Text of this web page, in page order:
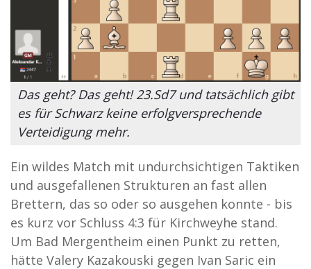
Das geht? Das geht! 23.Sd7 und tatsächlich gibt
es für Schwarz keine erfolgversprechende
Verteidigung mehr.
Ein wildes Match mit undurchsichtigen Taktiken
und ausgefallenen Strukturen an fast allen
Brettern, das so oder so ausgehen konnte - bis
es kurz vor Schluss 4:3 für Kirchweyhe stand.
Um Bad Mergentheim einen Punkt zu retten,
hätte Valery Kazakouski gegen Ivan Saric ein